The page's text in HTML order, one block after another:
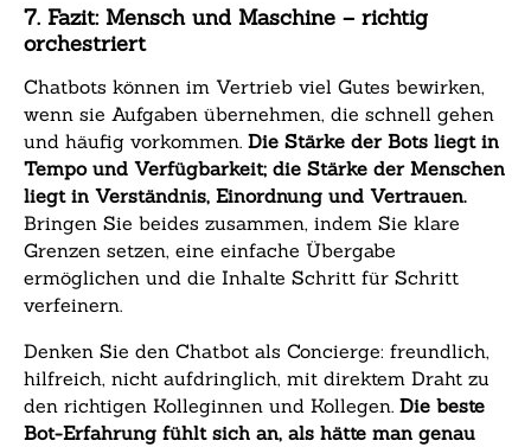
7. Fazit: Mensch und Maschine – richtig
orchestriert
Chatbots können im Vertrieb viel Gutes bewirken,
wenn sie Aufgaben übernehmen, die schnell gehen
und häufig vorkommen. Die Stärke der Bots liegt in
Tempo und Verfügbarkeit; die Stärke der Menschen
liegt in Verständnis, Einordnung und Vertrauen.
Bringen Sie beides zusammen, indem Sie klare
Grenzen setzen, eine einfache Übergabe
ermöglichen und die Inhalte Schritt für Schritt
verfeinern.
Denken Sie den Chatbot als Concierge: freundlich,
hilfreich, nicht aufdringlich, mit direktem Draht zu
den richtigen Kolleginnen und Kollegen. Die beste
Bot-Erfahrung fühlt sich an, als hätte man genau